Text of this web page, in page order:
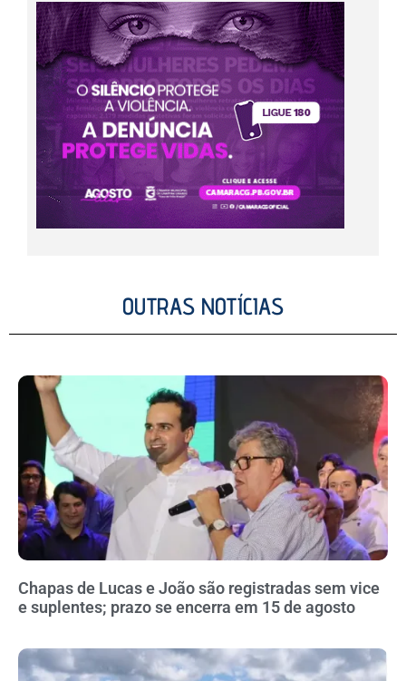
OUTRAS NOTÍCIAS
Chapas de Lucas e João são registradas sem vice
e suplentes; prazo se encerra em 15 de agosto